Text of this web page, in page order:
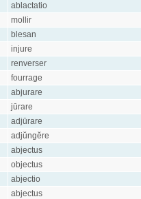
ablactatio
mollir
blesan
injure
renverser
fourrage
abjurare
jūrare
adjūrare
adjŭngĕre
abjectus
objectus
abjectio
abjectus